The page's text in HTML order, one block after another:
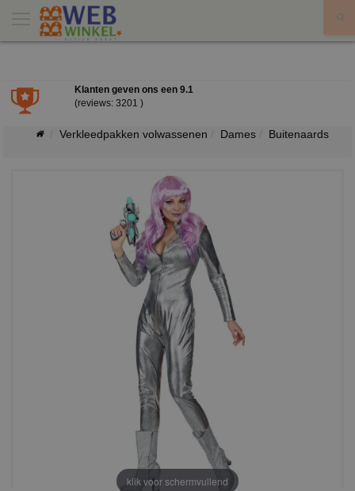
Klanten geven ons een 9.1
(reviews: 3201 )
Verkleedpakken volwassenen Dames Buitenaards
klik voor schermvullend